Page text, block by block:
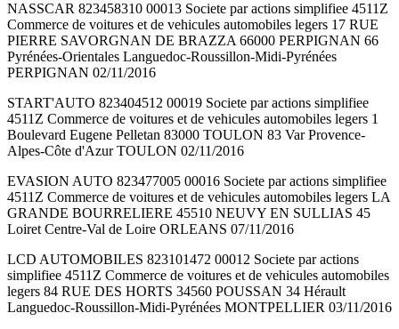
NASSCAR 823458310 00013 Societe par actions simplifiee 4511Z
Commerce de voitures et de vehicules automobiles legers 17 RUE
PIERRE SAVORGNAN DE BRAZZA 66000 PERPIGNAN 66
Pyrénées-Orientales Languedoc-Roussillon-Midi-Pyrénées
PERPIGNAN 02/11/2016
START'AUTO 823404512 00019 Societe par actions simplifiee
4511Z Commerce de voitures et de vehicules automobiles legers 1
Boulevard Eugene Pelletan 83000 TOULON 83 Var Provence-
Alpes-Côte d'Azur TOULON 02/11/2016
EVASION AUTO 823477005 00016 Societe par actions simplifiee
4511Z Commerce de voitures et de vehicules automobiles legers LA
GRANDE BOURRELIERE 45510 NEUVY EN SULLIAS 45
Loiret Centre-Val de Loire ORLEANS 07/11/2016
LCD AUTOMOBILES 823101472 00012 Societe par actions
simplifiee 4511Z Commerce de voitures et de vehicules automobiles
legers 84 RUE DES HORTS 34560 POUSSAN 34 Hérault
Languedoc-Roussillon-Midi-Pyrénées MONTPELLIER 03/11/2016